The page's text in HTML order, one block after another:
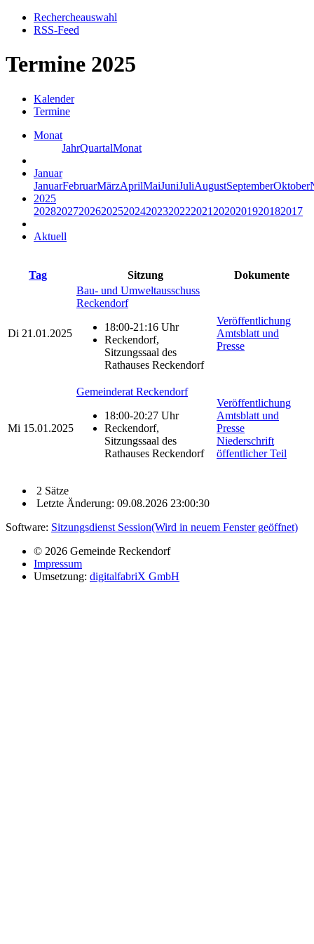
Rechercheauswahl
RSS-Feed
Termine 2025
Kalender
Termine
Monat
JahrQuartalMonat
Januar
JanuarFebruarMärzAprilMaiJuniJuliAugustSeptemberOktober
2025
20282027202620252024202320222021 2020201920182017
Aktuell
Tag Sitzung Dokumente
Di 21.01.2025
Bau- und Umweltausschuss
Reckendorf
18:00-21:16 Uhr
Reckendorf,
Sitzungssaal des
Rathauses Reckendorf
Veröffentlichung
Amtsblatt und
Presse
Mi 15.01.2025
Gemeinderat Reckendorf
18:00-20:27 Uhr
Reckendorf,
Sitzungssaal des
Rathauses Reckendorf
Veröffentlichung
Amtsblatt und
Presse
Niederschrift
öffentlicher Teil
2 Sätze
Letzte Änderung: 09.08.2026 23:00:30
Software: Sitzungsdienst Session(Wird in neuem Fenster geöffnet)
© 2026 Gemeinde Reckendorf
Impressum
Umsetzung: digitalfabriX GmbH